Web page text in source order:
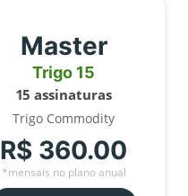
Master
Trigo 15
15 assinaturas
Trigo Commodity
R$ 360.00
*mensais no plano anual